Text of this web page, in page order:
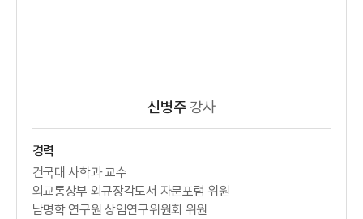
신병주강사
경력
건국대 사학과 교수
외교통상부 외규장각도서 자문포럼 위원
남명학 연구원 상임연구위원회 위원